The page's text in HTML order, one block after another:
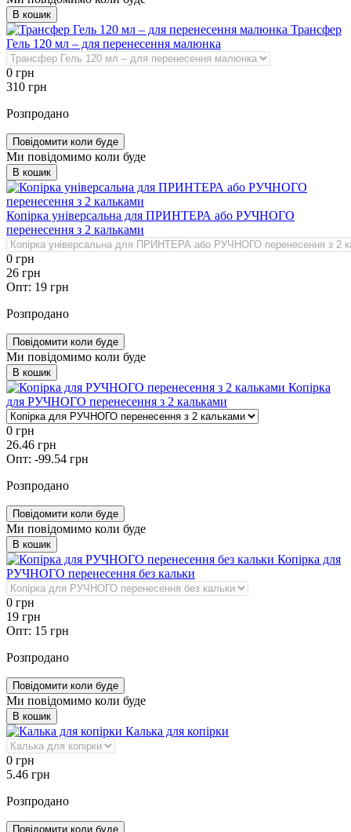
В кошик
Трансфер
Гель 120 мл – для перенесення малюнка
0 грн
310 грн
Розпродано
Повідомити коли буде
Ми повідомимо коли буде
В кошик
Копірка універсальна для ПРИНТЕРА або РУЧНОГО
перенесення з 2 кальками
0 грн
26 грн
Опт: 19 грн
Розпродано
Повідомити коли буде
Ми повідомимо коли буде
В кошик
Копірка
для РУЧНОГО перенесення з 2 кальками
0 грн
26.46 грн
Опт: -99.54 грн
Розпродано
Повідомити коли буде
Ми повідомимо коли буде
В кошик
Копірка для
РУЧНОГО перенесення без кальки
0 грн
19 грн
Опт: 15 грн
Розпродано
Повідомити коли буде
Ми повідомимо коли буде
В кошик
Калька для копірки
0 грн
5.46 грн
Розпродано
Повідомити коли буде